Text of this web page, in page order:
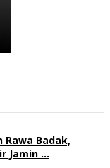
Badak,
Jamin …